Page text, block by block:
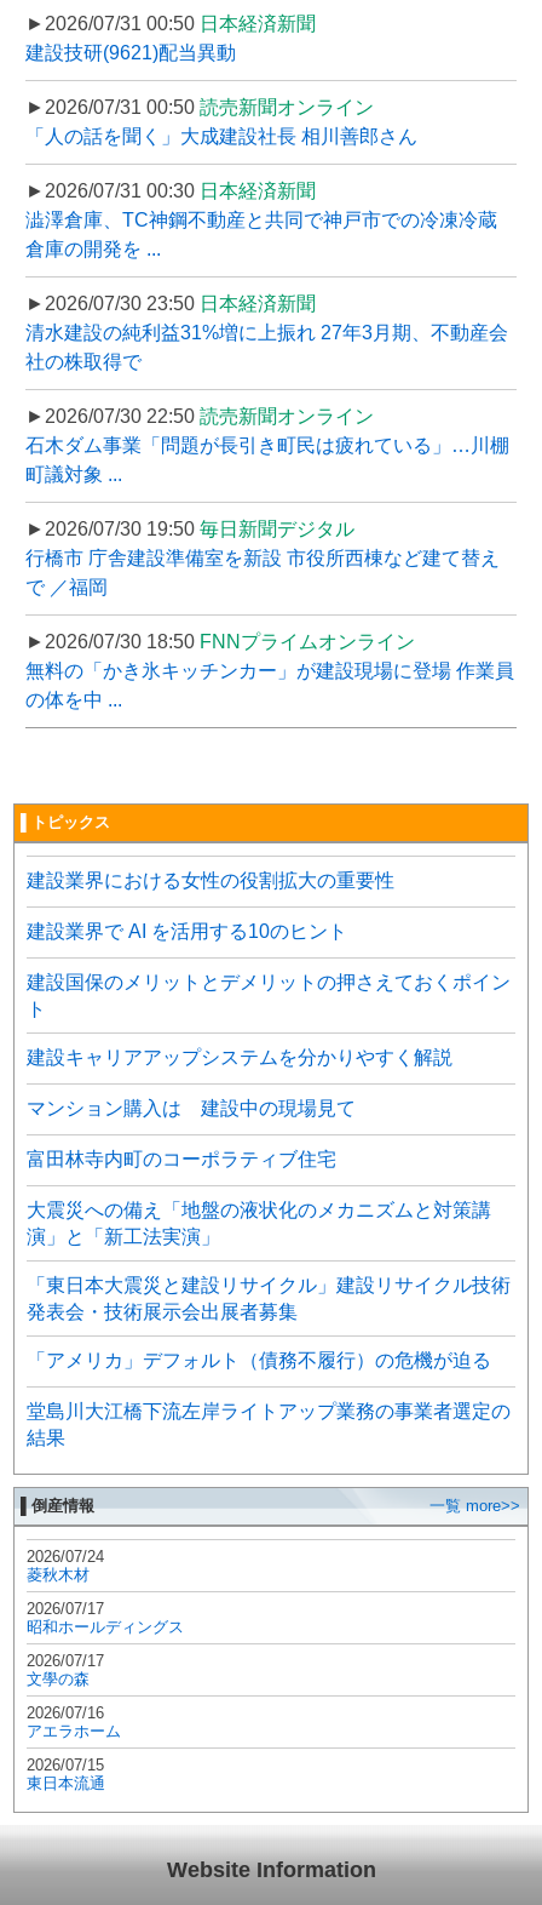
►2026/07/31 00:50 日本経済新聞
建設技研(9621)配当異動
►2026/07/31 00:50 読売新聞オンライン
「人の話を聞く」大成建設社長 相川善郎さん
►2026/07/31 00:30 日本経済新聞
澁澤倉庫、TC神鋼不動産と共同で神戸市での冷凍冷蔵
倉庫の開発を ...
►2026/07/30 23:50 日本経済新聞
清水建設の純利益31%増に上振れ 27年3月期、不動産会
社の株取得で
►2026/07/30 22:50 読売新聞オンライン
石木ダム事業「問題が長引き町民は疲れている」…川棚
町議対象 ...
►2026/07/30 19:50 毎日新聞デジタル
行橋市 庁舎建設準備室を新設 市役所西棟など建て替え
で ／福岡
►2026/07/30 18:50 FNNプライムオンライン
無料の「かき氷キッチンカー」が建設現場に登場 作業員
の体を中 ...
▌トピックス
建設業界における女性の役割拡大の重要性
建設業界で AI を活用する10のヒント
建設国保のメリットとデメリットの押さえておくポイン
ト
建設キャリアアップシステムを分かりやすく解説
マンション購入は 建設中の現場見て
富田林寺内町のコーポラティブ住宅
大震災への備え「地盤の液状化のメカニズムと対策講
演」と「新工法実演」
「東日本大震災と建設リサイクル」建設リサイクル技術
発表会・技術展示会出展者募集
「アメリカ」デフォルト（債務不履行）の危機が迫る
堂島川大江橋下流左岸ライトアップ業務の事業者選定の
結果
▌倒産情報 一覧 more>>
2026/07/24
菱秋木材
2026/07/17
昭和ホールディングス
2026/07/17
文學の森
2026/07/16
アエラホーム
2026/07/15
東日本流通
Website Information